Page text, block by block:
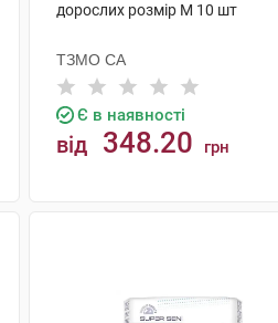
дорослих розмір M 10 шт
ТЗМО СА
Є в наявності
від 348.20 грн